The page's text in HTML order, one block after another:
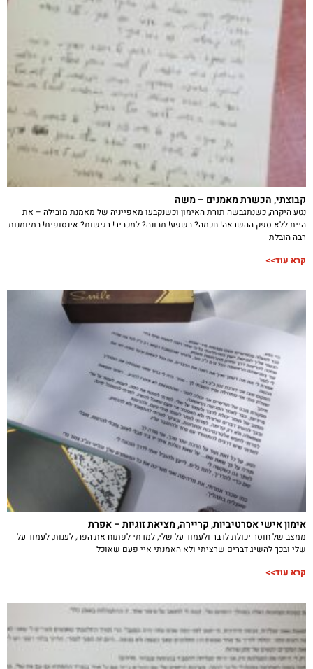
קבוצתי, הכשרת מאמנים – משה
נטע היקרה, כשנתגבשה תורת האימון וכשנקבעו מאפייניה של מאמנת מובילה – את
היית ללא ספק ההשראה! חכמה? בשפע! תבונה? למכביר! רגישות? אינסופית! במיומנות
רבה הובלת
קרא עוד>>
אימון אישי אסרטיביות, קריירה, מציאת זוגיות – אפרת
ממצב של חוסר יכולת לדבר ולעמוד על שלי, למדתי לפתוח את הפה, לענות, לעמוד על
שלי ובכך להשיג דברים שרציתי ולא האמנתי איי פעם שאוכל
קרא עוד>>